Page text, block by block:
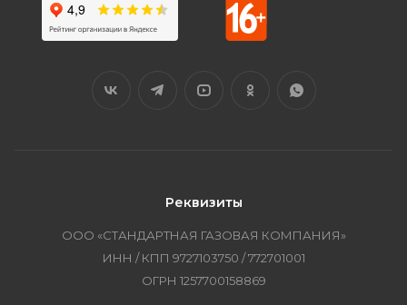
Реквизиты
ООО «СТАНДАРТНАЯ ГАЗОВАЯ КОМПАНИЯ»
ИНН / КПП 9727103750 / 772701001
ОГРН 1257700158869